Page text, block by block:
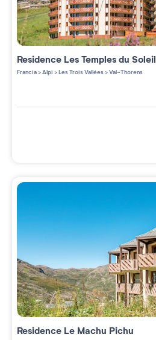
Residence Les Temples du Soleil
Francia>Alpi >Les Trois Vallées>Val-Thorens
Residence Le Machu Pichu